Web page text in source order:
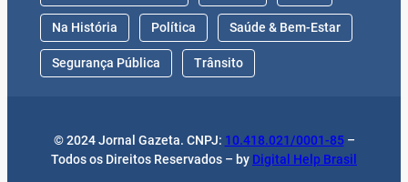
Na História Política Saúde & Bem-Estar
Segurança Pública Trânsito
© 2024 Jornal Gazeta. CNPJ: 10.418.021/0001-85–
Todos os Direitos Reservados – by Digital Help Brasil